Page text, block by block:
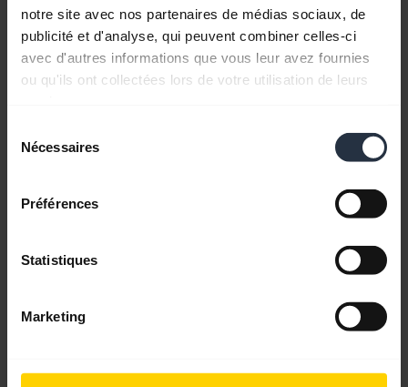
notre site avec nos partenaires de médias sociaux, de
publicité et d'analyse, qui peuvent combiner celles-ci
avec d'autres informations que vous leur avez fournies
ou qu'ils ont collectées lors de votre utilisation de leurs
Nécessaires
Préférences
Statistiques
Marketing
Français (Canada)
Télécharger